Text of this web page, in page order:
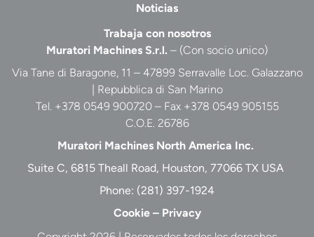
Muratori Machines S.r.l. – (Con socio unico)
Via Tane di Baragone, 11 – 47899 Serravalle Loc. Galazzano
| Repubblica di San Marino
Tel. +378 0549 900720 – Fax +378 0549 905155
C.O.E. 26786
Muratori Machines North America Inc.
Suite C, 6815 Theall Road, Houston, 77066 TX USA
Phone: (281) 397-1924
Cookie– Privacy
Noticias
Trabaja con nosotros